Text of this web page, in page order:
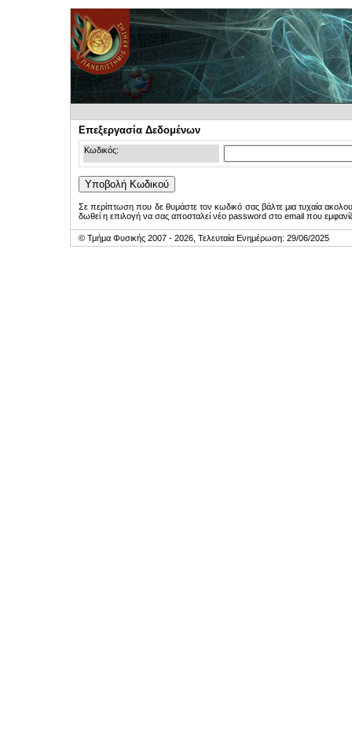
Επεξεργασία Δεδομένων
Κωδικός:
Σε περίπτωση που δε θυμάστε τον κωδικό σας βάλτε μια τυχαία
δωθεί η επιλογή να σας αποσταλεί νέο password στο email που
© Τμήμα Φυσικής 2007 - 2026, Τελευταία Ενημέρωση: 29/06/2025